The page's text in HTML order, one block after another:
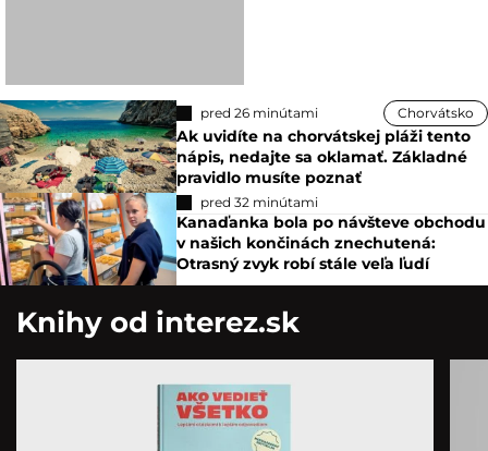
pred 26 minútami Chorvátsko
Ak uvidíte na chorvátskej pláži tento
nápis, nedajte sa oklamať. Základné
pravidlo musíte poznať
pred 32 minútami
Kanaďanka bola po návšteve obchodu
v našich končinách znechutená:
Otrasný zvyk robí stále veľa ľudí
Knihy od interez.sk